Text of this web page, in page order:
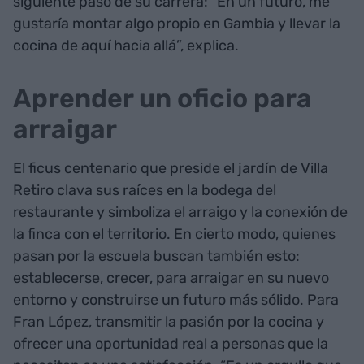
gustaría montar algo propio en Gambia y llevar la
cocina de aquí hacia allá”, explica.
Aprender un oficio para
arraigar
El ficus centenario que preside el jardín de Villa
Retiro clava sus raíces en la bodega del
restaurante y simboliza el arraigo y la conexión de
la finca con el territorio. En cierto modo, quienes
pasan por la escuela buscan también esto:
establecerse, crecer, para arraigar en su nuevo
entorno y construirse un futuro más sólido. Para
Fran López, transmitir la pasión por la cocina y
ofrecer una oportunidad real a personas que la